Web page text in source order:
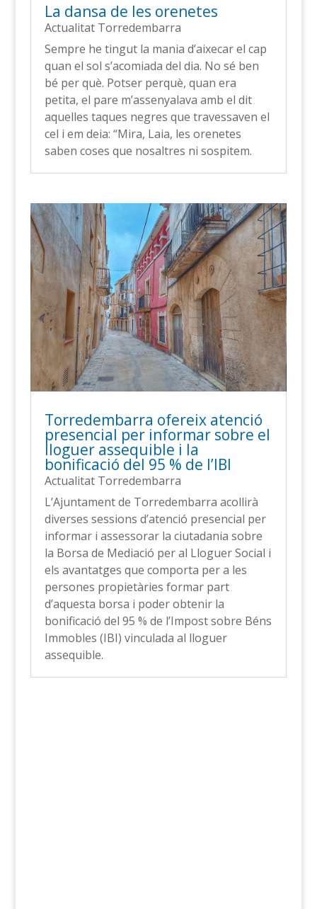
La dansa de les orenetes
Actualitat Torredembarra
Sempre he tingut la mania d’aixecar el cap
quan el sol s’acomiada del dia. No sé ben
bé per què. Potser perquè, quan era
petita, el pare m’assenyalava amb el dit
aquelles taques negres que travessaven el
cel i em deia: “Mira, Laia, les orenetes
saben coses que nosaltres ni sospitem.
Torredembarra ofereix atenció
presencial per informar sobre el
lloguer assequible i la
bonificació del 95 % de l’IBI
Actualitat Torredembarra
L’Ajuntament de Torredembarra acollirà
diverses sessions d’atenció presencial per
informar i assessorar la ciutadania sobre
la Borsa de Mediació per al Lloguer Social i
els avantatges que comporta per a les
persones propietàries formar part
d’aquesta borsa i poder obtenir la
bonificació del 95 % de l’Impost sobre Béns
Immobles (IBI) vinculada al lloguer
assequible.